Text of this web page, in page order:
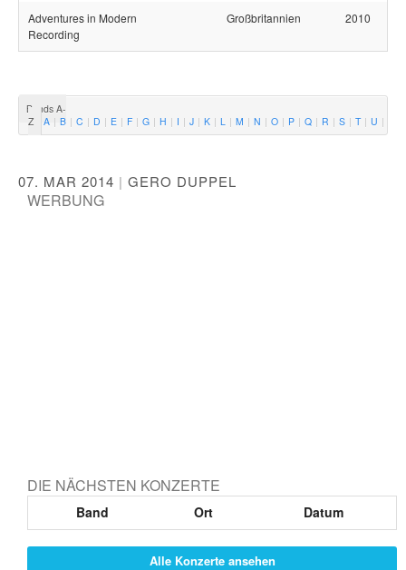
Adventures in Modern
Recording
Großbritannien 2010
Bands A-
Z
A B C D E F G H I J K L M N O P Q R S T U
07. MAR 2014 | GERO DUPPEL
WERBUNG
DIE NÄCHSTEN KONZERTE
Band Ort Datum
Alle Konzerte ansehen